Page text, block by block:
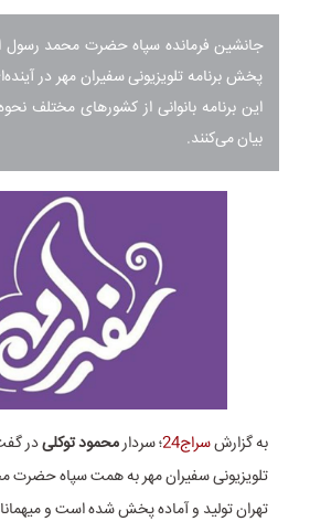
جانشین فرمانده سپاه حضرت محمد رسول
پخش برنامه تلویزیونی سفیران مهر در
این برنامه بانوانی از کشورهای مختلف
بیان می‌کنند.
به گزارشسراج24 ؛ سردارمحمود توکلیدر
تلویزیونی سفیران مهر به همت سپاه
تهران تولید و آماده پخش شده است و